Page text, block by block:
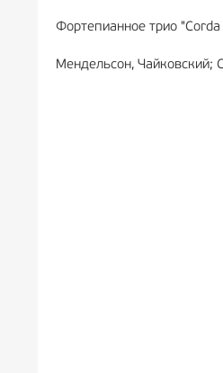
Фортепианное трио
Мендельсон, Чайковский;